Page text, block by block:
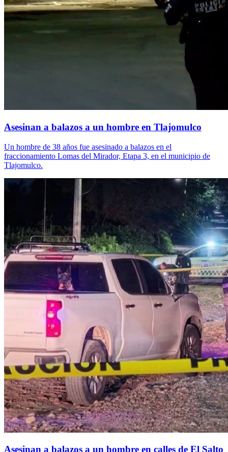
Asesinan a balazos a un hombre en Tlajomulco
Un hombre de 38 años fue asesinado a balazos en el
fraccionamiento Lomas del Mirador, Etapa 3, en el municipio de
Tlajomulco.
Asesinan a balazos a un hombre en calles de El Salto